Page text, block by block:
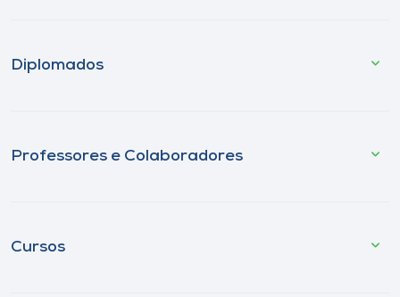
Diplomados
Professores e Colaboradores
Cursos